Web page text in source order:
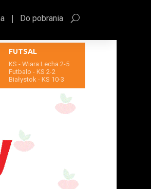
Do pobrania
FUTSAL
KS - Wiara Lecha 2-5
Futbalo - KS 2-2
Białystok - KS 10-3